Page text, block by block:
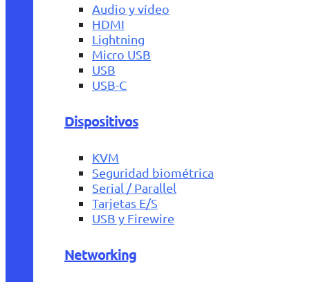
Audio y vídeo
HDMI
Lightning
Micro USB
USB
USB-C
Dispositivos
KVM
Seguridad biométrica
Serial / Parallel
Tarjetas E/S
USB y Firewire
Networking